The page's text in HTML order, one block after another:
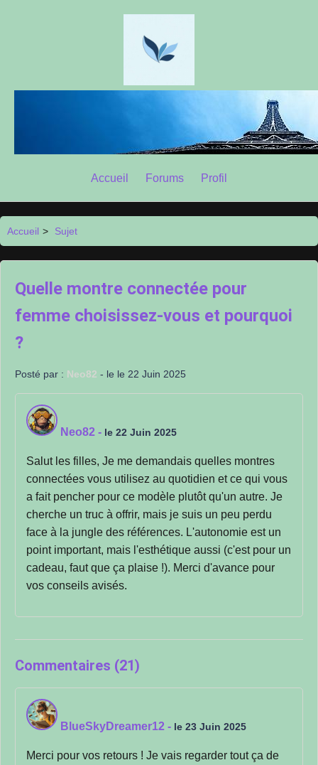
Accueil Forums Profil
Accueil > Sujet
Quelle montre connectée pour
femme choisissez-vous et pourquoi
?
Posté par : Neo82 - le le 22 Juin 2025
Neo82 - le 22 Juin 2025
Salut les filles, Je me demandais quelles montres
connectées vous utilisez au quotidien et ce qui vous
a fait pencher pour ce modèle plutôt qu'un autre. Je
cherche un truc à offrir, mais je suis un peu perdu
face à la jungle des références. L'autonomie est un
point important, mais l'esthétique aussi (c'est pour un
cadeau, faut que ça plaise !). Merci d'avance pour
vos conseils avisés.
Commentaires (21)
BlueSkyDreamer12 - le 23 Juin 2025
Merci pour vos retours ! Je vais regarder tout ça de